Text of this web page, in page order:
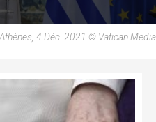
Athènes, 4 Déc. 2021 © Vatican Media